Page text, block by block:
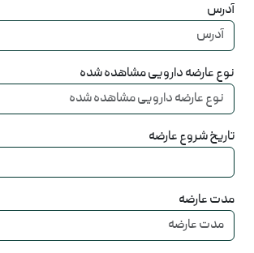
آدرس
نوع عارضه دارویی مشاهده شده
تاریخ شروع عارضه
مدت عارضه